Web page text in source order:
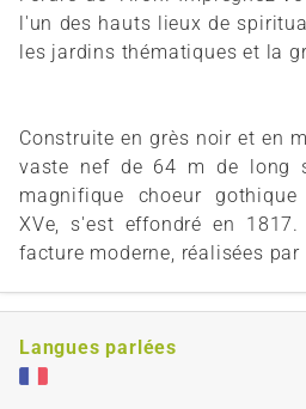
l'un des hauts lieux de
les jardins thématiques et la
Construite en grès noir et en
vaste nef de 64 m de long
magnifique choeur
XVe, s'est effondré en
facture moderne, réalisées par
Langues parlées